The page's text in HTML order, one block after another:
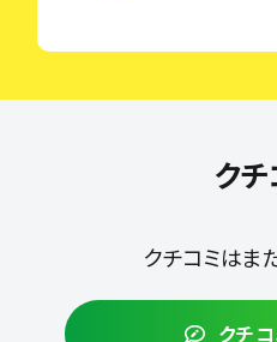
ク
クチコミはま
クチ